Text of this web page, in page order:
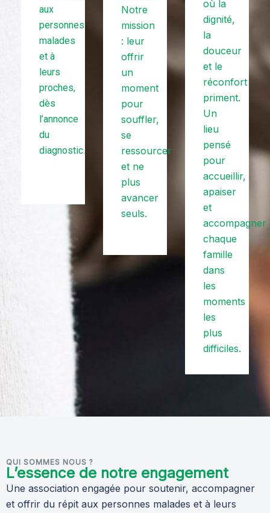
aux
personnes
malades
et à
leurs
proches,
dès
l’annonce
du
diagnostic.
Notre
mission
: leur
offrir
un
moment
pour
souffler,
se
ressourcer
et ne
plus
avancer
seuls.
où la
dignité,
la
douceur
et le
réconfort
priment.
Un
lieu
pensé
pour
accueillir,
apaiser
et
accompagner
chaque
famille
dans
les
moments
les
plus
difficiles.
QUI SOMMES NOUS ?
L’essence de notre engagement
Une association engagée pour soutenir, accompagner
et offrir du répit aux personnes malades et à leurs